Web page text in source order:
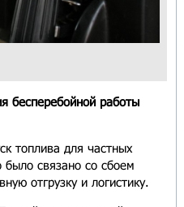
бесперебойной работы
топлива для частных
было связано со сбоем
отгрузку и логистику.